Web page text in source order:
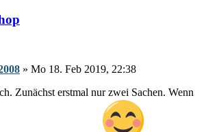
» Mo 18. Feb 2019, 22:38
Zunächst erstmal nur zwei Sachen. Wenn